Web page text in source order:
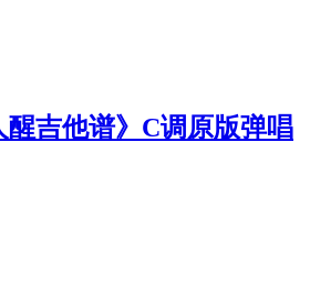
吉他谱》C调原版弹唱